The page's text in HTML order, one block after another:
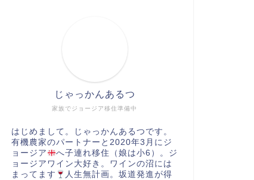
家族でジョージア移住準備中
じゃっかんあるつ
はじめまして。じゃっかんあるつです。
有機農家のパートナーと2020年3月にジ
ョージア
へ子連れ移住（娘は小6）。ジ
ョージアワイン大好き。ワインの沼には
まってます
人生無計画。坂道発進が得